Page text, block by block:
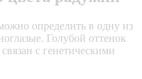
определить в одну из
Голубой оттенок
с генетическими